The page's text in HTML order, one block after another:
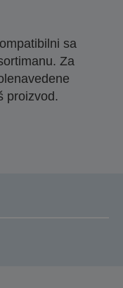
sa
Za
proizvod.